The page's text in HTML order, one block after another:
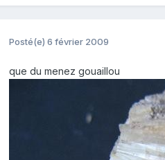
Posté(e) 6 février 2009
que du menez gouaillou